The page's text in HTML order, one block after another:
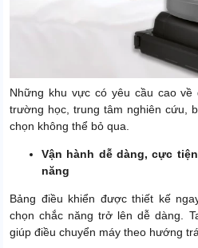
Những khu vực có yêu cầu cao
trường học, trung tâm nghiên cứu,
chọn không thể bỏ qua.
Vận hành dễ dàng, cực
năng
Bảng điều khiển được thiết kế
chọn chắc năng trở lên dễ dàng.
giúp điều chuyển máy theo hướng